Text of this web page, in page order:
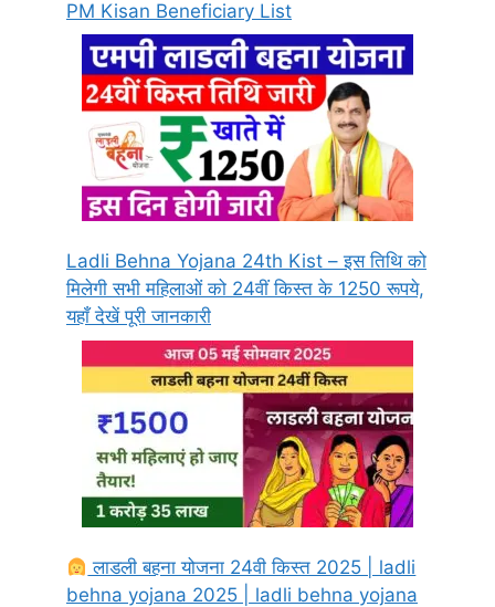
PM Kisan Beneficiary List
Ladli Behna Yojana 24th Kist – इस तिथि को
मिलेगी सभी महिलाओं को 24वीं किस्त के 1250 रूपये,
यहाँ देखें पूरी जानकारी
लाडली बहना योजना 24वी किस्त 2025 | ladli
behna yojana 2025 | ladli behna yojana